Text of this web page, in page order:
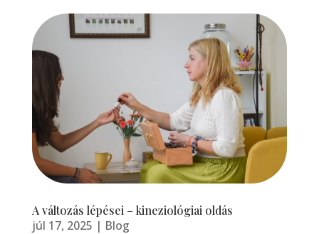
A változás lépései – kineziológiai oldás
júl 17, 2025 | Blog